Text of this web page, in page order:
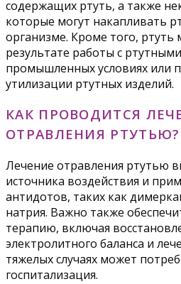
содержащих ртуть, а также
которые могут накапливать
организме. Кроме того, ртуть
результате работы с
промышленных условиях или
утилизации ртутных изделий.
КАК ПРОВОДИТСЯ
ОТРАВЛЕНИЯ РТУТЬЮ?
Лечение отравления ртутью
источника воздействия и
антидотов, таких как
натрия. Важно также
терапию, включая
электролитного баланса и
тяжелых случаях может
госпитализация.